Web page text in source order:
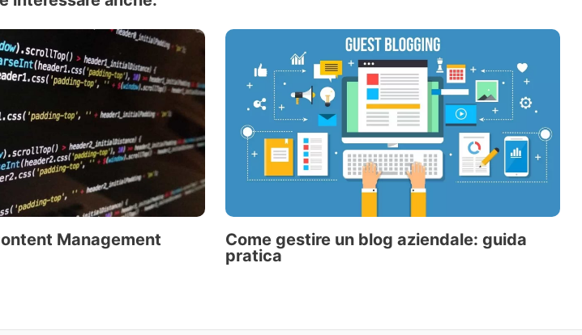
Management
Come gestire un blog aziendale: guida
pratica